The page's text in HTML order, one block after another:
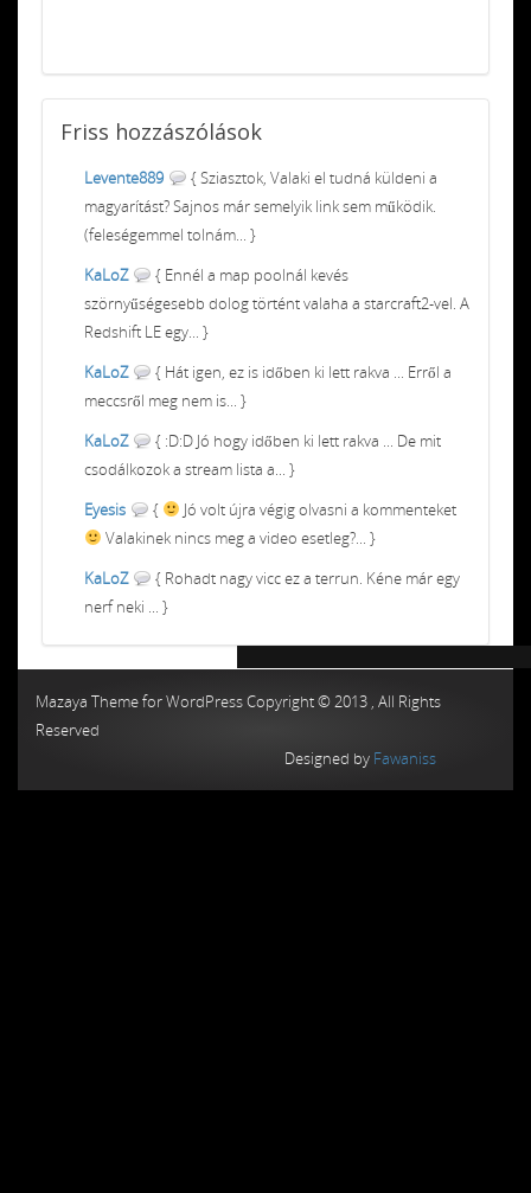
Friss hozzászólások
Levente889
{ Sziasztok, Valaki el tudná küldeni a
magyarítást? Sajnos már semelyik link sem működik.
(feleségemmel tolnám... }
KaLoZ
{ Ennél a map poolnál kevés
szörnyűségesebb dolog történt valaha a starcraft2-vel. A
Redshift LE egy... }
KaLoZ
{ Hát igen, ez is időben ki lett rakva ... Erről a
meccsről meg nem is... }
KaLoZ
{ :D:D Jó hogy időben ki lett rakva ... De mit
csodálkozok a stream lista a... }
Eyesis
{
Jó volt újra végig olvasni a kommenteket
Valakinek nincs meg a video esetleg?... }
KaLoZ
{ Rohadt nagy vicc ez a terrun. Kéne már egy
nerf neki ... }
Mazaya Theme for WordPress Copyright © 2013 , All Rights
Reserved
Designed by Fawaniss